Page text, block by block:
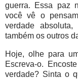
guerra. Essa paz
você vê o
verdade
também os outros
Hoje, olhe para
Escreva-o.
verdade? Sinta o